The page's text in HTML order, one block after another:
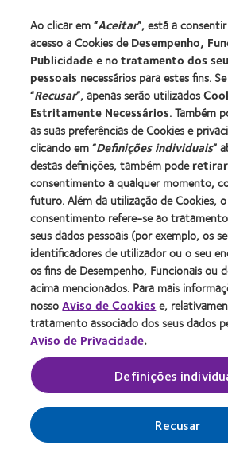
Procurar um centro
Lentes de contacto e a visão
Novo utilizador
Utilizador experiente
Blog
Sobre a CooperVision
Carreiras na CooperVision
Centro de Notícias
Contacte-nos
Legal
Política de privacidade
Aviso de cookies
Termos de serviço
Gerir preferências de cookies
Ao clicar em “Aceitar”, está a
acesso a Cookies deDesempenho,
Publicidadee notratamento dos
pessoais necessários para estes fins.
“Recusar”, apenas serão utilizados
Estritamente Necessários. Também
as suas preferências de Cookies e
clicando em “Definições individuais”
destas definições, também poderetirar
consentimento a qualquer momento,
futuro. Além da utilização de Cookies,
consentimento refere-se ao
seus dados pessoais (por exemplo, os
identificadores de utilizador ou o seu
os fins de Desempenho, Funcionais ou
acima mencionados. Para mais
nossoAviso de Cookiese,
tratamento associado dos seus dados
Aviso de Privacidade.
Definições
Recusar